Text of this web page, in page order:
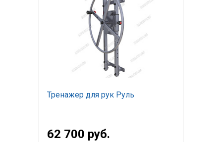
Тренажер для рук Руль
62 700 руб.